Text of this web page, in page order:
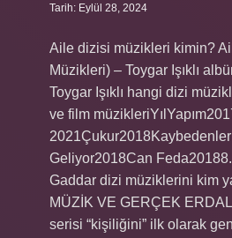
Tarih: Eylül 28, 2024
Aile dizisi müzikleri kimin?
Müzikleri) – Toygar Işıklı
Toygar Işıklı hangi dizi
ve film
Geliyor2018Can
Gaddar dizi müziklerini kim
MÜZİK VE GERÇEK
serisi “kişiliğini” ilk olarak